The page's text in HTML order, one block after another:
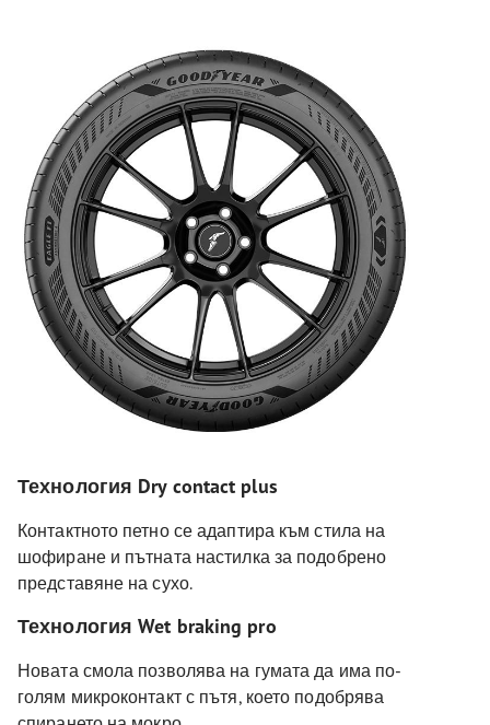
Технология Dry contact plus
Контактното петно се адаптира към стила на
шофиране и пътната настилка за подобрено
представяне на сухо.
Технология Wet braking pro
Новата смола позволява на гумата да има по-
голям микроконтакт с пътя, което подобрява